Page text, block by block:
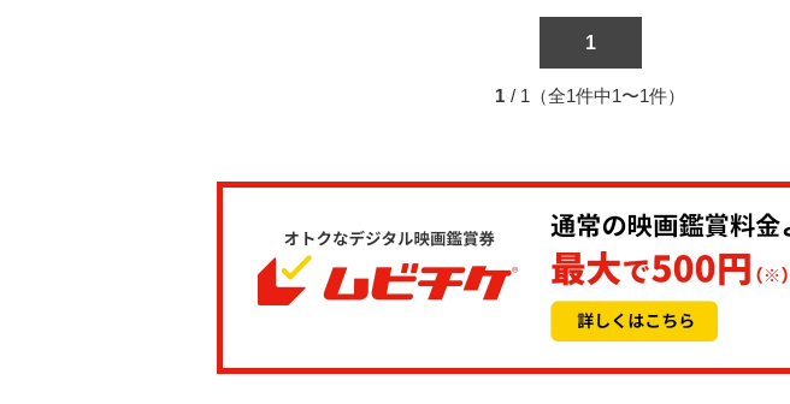
1
1 / 1（全1件中1〜1件）